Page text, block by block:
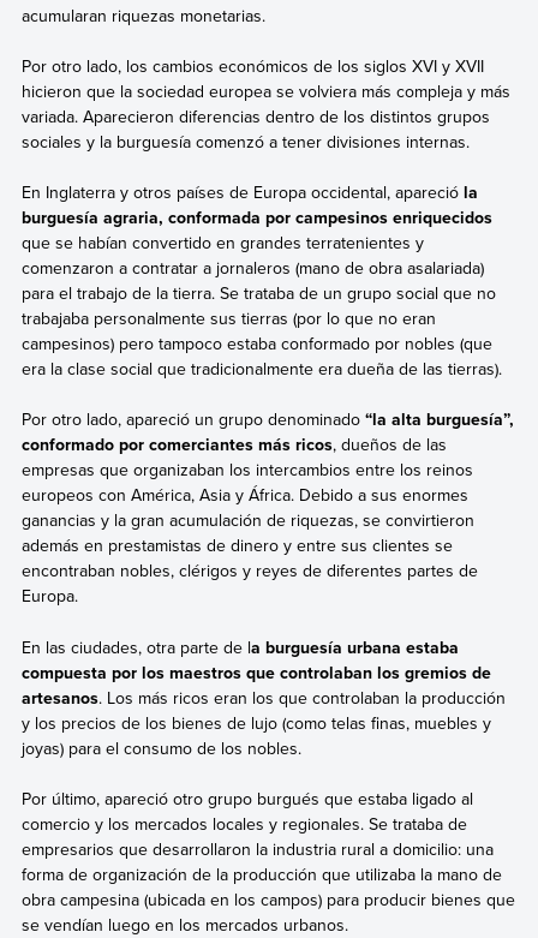
acumularan riquezas monetarias.
Por otro lado, los cambios económicos de los siglos XVI y XVII
hicieron que la sociedad europea se volviera más compleja y más
variada. Aparecieron diferencias dentro de los distintos grupos
sociales y la burguesía comenzó a tener divisiones internas.
En Inglaterra y otros países de Europa occidental, apareció la
burguesía agraria, conformada por campesinos enriquecidos
que se habían convertido en grandes terratenientes y
comenzaron a contratar a jornaleros (mano de obra asalariada)
para el trabajo de la tierra. Se trataba de un grupo social que no
trabajaba personalmente sus tierras (por lo que no eran
campesinos) pero tampoco estaba conformado por nobles (que
era la clase social que tradicionalmente era dueña de las tierras).
Por otro lado, apareció un grupo denominado “la alta burguesía”,
conformado por comerciantes más ricos, dueños de las
empresas que organizaban los intercambios entre los reinos
europeos con América, Asia y África. Debido a sus enormes
ganancias y la gran acumulación de riquezas, se convirtieron
además en prestamistas de dinero y entre sus clientes se
encontraban nobles, clérigos y reyes de diferentes partes de
Europa.
En las ciudades, otra parte de la burguesía urbana estaba
compuesta por los maestros que controlaban los gremios de
artesanos. Los más ricos eran los que controlaban la producción
y los precios de los bienes de lujo (como telas finas, muebles y
joyas) para el consumo de los nobles.
Por último, apareció otro grupo burgués que estaba ligado al
comercio y los mercados locales y regionales. Se trataba de
empresarios que desarrollaron la industria rural a domicilio: una
forma de organización de la producción que utilizaba la mano de
obra campesina (ubicada en los campos) para producir bienes que
se vendían luego en los mercados urbanos.